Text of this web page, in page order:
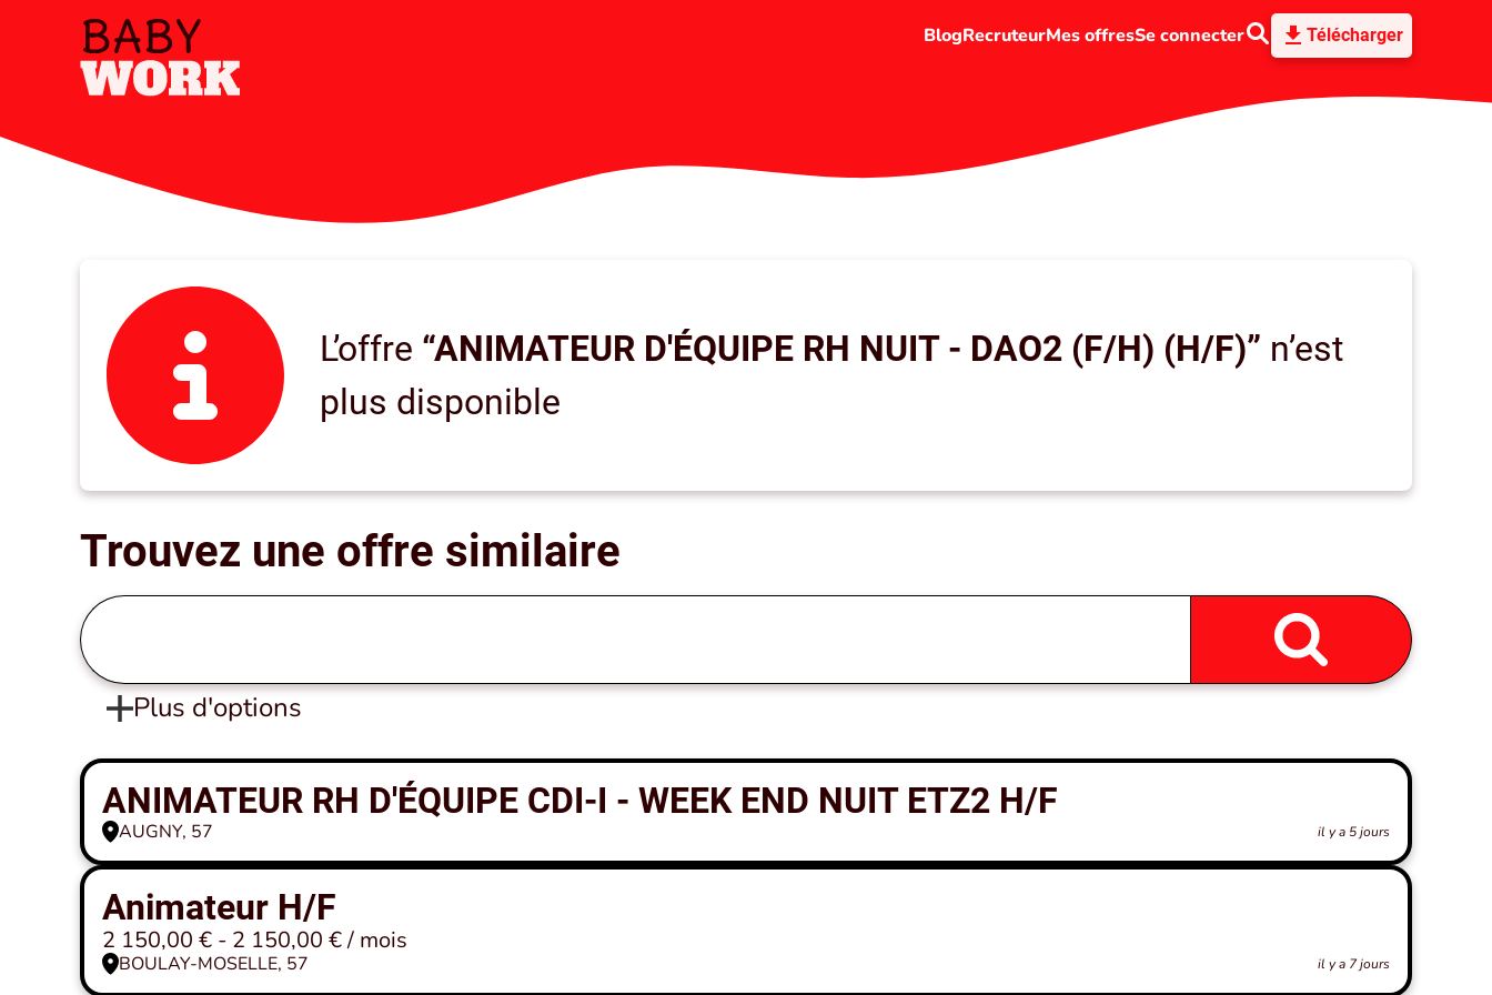
BlogRecruteurMes offresSe connecter Télécharger
L’offre “ANIMATEUR D'ÉQUIPE RH NUIT - DAO2 (F/H) (H/F)” n’est
plus disponible
Trouvez une offre similaire
Plus d'options
ANIMATEUR RH D'ÉQUIPE CDI-I - WEEK END NUIT ETZ2 H/F
AUGNY, 57 il y a 5 jours
Animateur H/F
2 150,00 € - 2 150,00 € / mois
BOULAY-MOSELLE, 57 il y a 7 jours